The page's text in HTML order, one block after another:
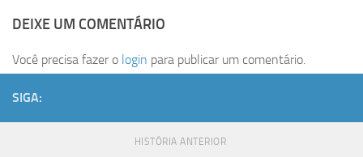
DEIXE UM COMENTÁRIO
Você precisa fazer o login para publicar um comentário.
SIGA:
HISTÓRIA ANTERIOR